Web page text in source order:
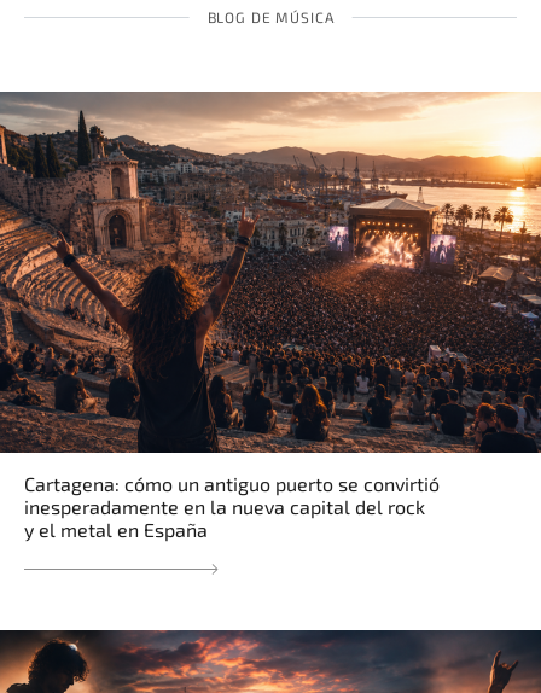
BLOG DE MÚSICA
Cartagena: cómo un antiguo puerto se convirtió
inesperadamente en la nueva capital del rock
y el metal en España